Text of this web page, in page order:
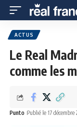
ACTUS
Le Real
comme les
Punto Publié le 17 décembre